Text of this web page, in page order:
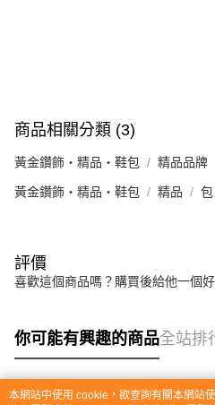
商品相關分類 (3)
黃金鑽飾・精品・鞋包 精品品牌
黃金鑽飾・精品・鞋包 精品 包
評價
喜歡這個商品嗎？購買後給他一個
你可能有興趣的商品全站排
本網站中使用 cookie，欲查詢有關本網站